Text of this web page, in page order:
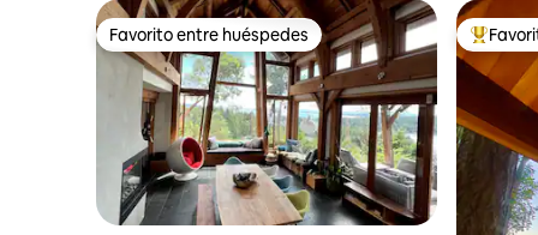
Favorito entre huéspedes
Favorito entre huéspedes Favorito